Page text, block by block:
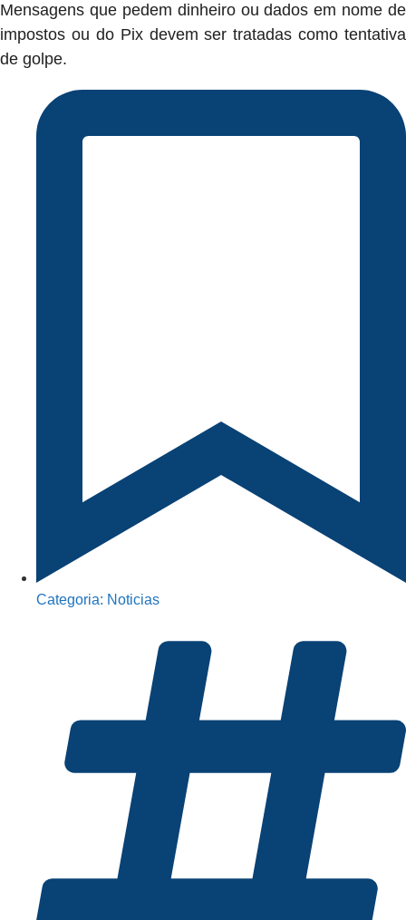
Mensagens que pedem dinheiro ou dados em nome de
impostos ou do Pix devem ser tratadas como tentativa
de golpe.
Categoria: Noticias